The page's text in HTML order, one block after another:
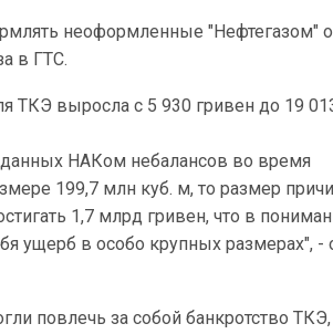
неоформленные "Нефтегазом"
в ГТС.
ТКЭ выросла с 5 930 гривен до 19
НАКом небалансов во время
199,7 млн куб. м, то размер
1,7 млрд гривен, что в
ущерб в особо крупных размерах", -
повлечь за собой банкротство ТКЭ,